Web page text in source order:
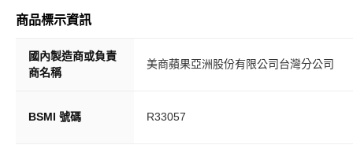
商品標示資訊
國內製造商或負責
商名稱
美商蘋果亞洲股份有限公司台灣分公司
BSMI 號碼 R33057